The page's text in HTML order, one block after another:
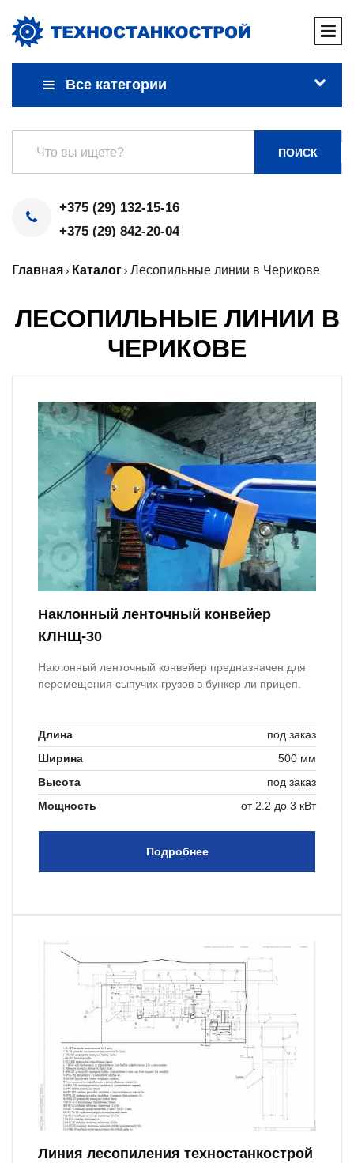
Все категории
ПОИСК
+375 (29) 132-15-16
+375 (29) 842-20-04
Главная Каталог Лесопильные линии в Черикове
ЛЕСОПИЛЬНЫЕ ЛИНИИ В
ЧЕРИКОВЕ
Наклонный ленточный конвейер
КЛНЩ-30
Наклонный ленточный конвейер предназначен для
перемещения сыпучих грузов в бункер ли прицеп.
Длина
под заказ
Ширина
500 мм
Высота
под заказ
Мощность
от 2.2 до 3 кВт
Подробнее
Линия лесопиления техностанкострой